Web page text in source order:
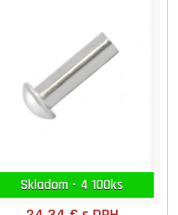
Skladom - 4 100ks